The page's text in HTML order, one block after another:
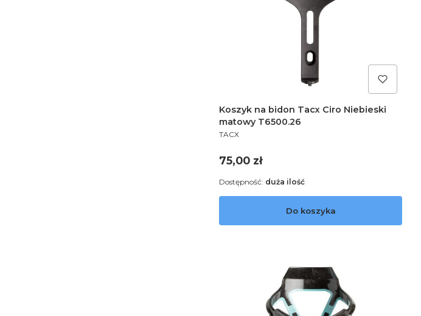
Koszyk na bidon Tacx Ciro Niebieski
matowy T6500.26
PRODUCENT
TACX
Cena
75,00 zł
Do koszyka
Dostępność: duża ilość